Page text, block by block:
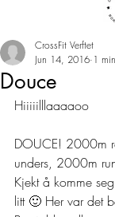
Douce
CrossFit Verftet
Jun 14, 2016 1
Hiiiiilllaaaaoo
DOUCE! 2000m
unders, 2000m
Kjekt å komme
litt 🙂 Her var det